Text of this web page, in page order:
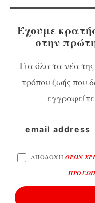
Έχουμε
στην
Για όλα τα νέα
τρόπου ζωής που
ΑΠΟΔΟΧΗ ΟΡΩΝ